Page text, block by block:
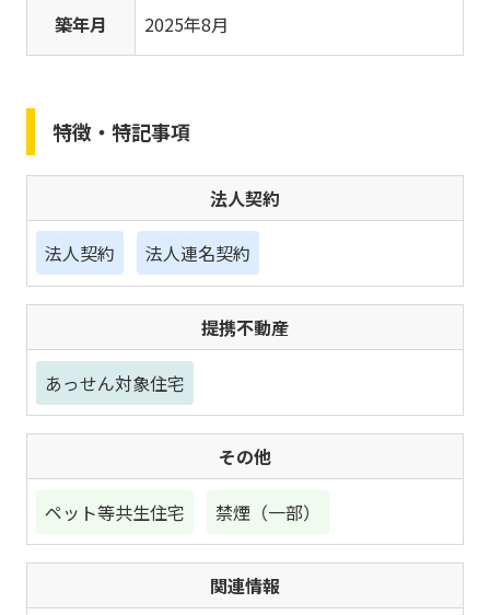
築年月 2025年8月
特徴・特記事項
法人契約
法人契約 法人連名契約
提携不動産
あっせん対象住宅
その他
ペット等共生住宅 禁煙（一部）
関連情報